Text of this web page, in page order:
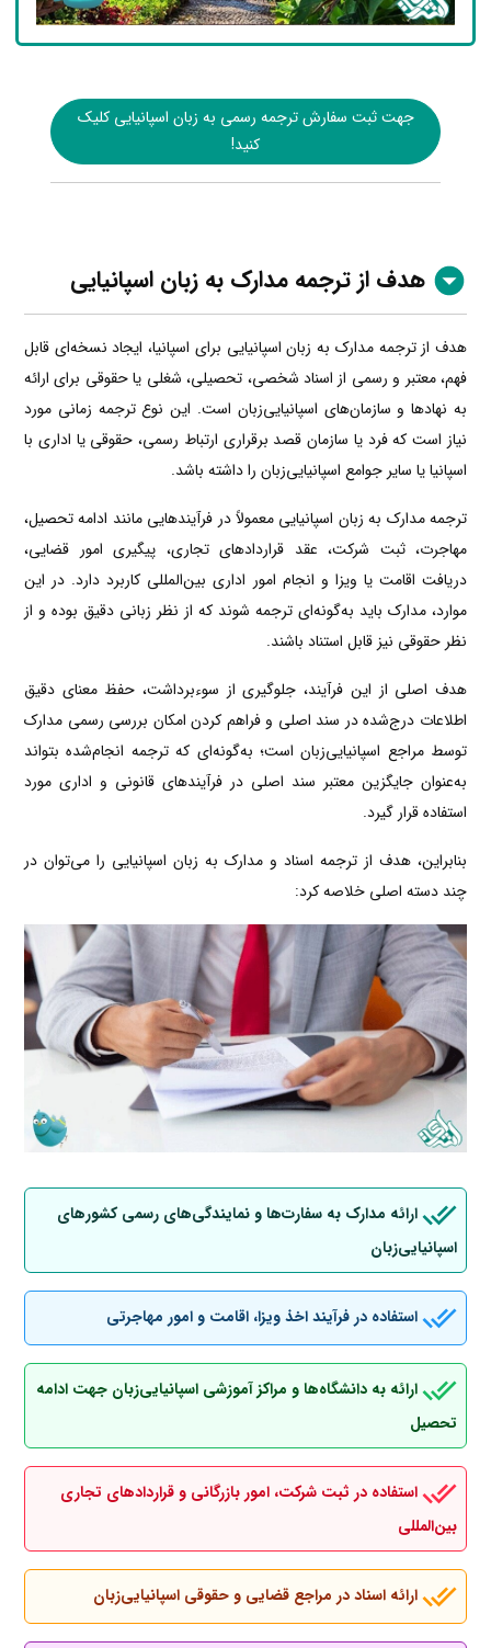
جهت ثبت سفارش ترجمه رسمی به زبان اسپانیایی کلیک
کنید!
هدف از ترجمه مدارک به زبان اسپانیایی
هدف از ترجمه مدارک به زبان اسپانیایی برای اسپانیا، ایجاد نسخه‌ای قابل
فهم، معتبر و رسمی از اسناد شخصی، تحصیلی، شغلی یا حقوقی برای ارائه
به نهادها و سازمان‌های اسپانیایی‌زبان است. این نوع ترجمه زمانی مورد
نیاز است که فرد یا سازمان قصد برقراری ارتباط رسمی، حقوقی یا اداری با
اسپانیا یا سایر جوامع اسپانیایی‌زبان را داشته باشد.
ترجمه مدارک به زبان اسپانیایی معمولاً در فرآیندهایی مانند ادامه تحصیل،
مهاجرت، ثبت شرکت، عقد قراردادهای تجاری، پیگیری امور قضایی،
دریافت اقامت یا ویزا و انجام امور اداری بین‌المللی کاربرد دارد. در این
موارد، مدارک باید به‌گونه‌ای ترجمه شوند که از نظر زبانی دقیق بوده و از
نظر حقوقی نیز قابل استناد باشند.
هدف اصلی از این فرآیند، جلوگیری از سوءبرداشت، حفظ معنای دقیق
اطلاعات درج‌شده در سند اصلی و فراهم کردن امکان بررسی رسمی مدارک
توسط مراجع اسپانیایی‌زبان است؛ به‌گونه‌ای که ترجمه انجام‌شده بتواند
به‌عنوان جایگزین معتبر سند اصلی در فرآیندهای قانونی و اداری مورد
استفاده قرار گیرد.
بنابراین، هدف از ترجمه اسناد و مدارک به زبان اسپانیایی را می‌توان در
چند دسته اصلی خلاصه کرد:
ارائه مدارک به سفارت‌ها و نمایندگی‌های رسمی کشورهای
اسپانیایی‌زبان
استفاده در فرآیند اخذ ویزا، اقامت و امور مهاجرتی
ارائه به دانشگاه‌ها و مراکز آموزشی اسپانیایی‌زبان جهت ادامه
تحصیل
استفاده در ثبت شرکت، امور بازرگانی و قراردادهای تجاری
بین‌المللی
ارائه اسناد در مراجع قضایی و حقوقی اسپانیایی‌زبان